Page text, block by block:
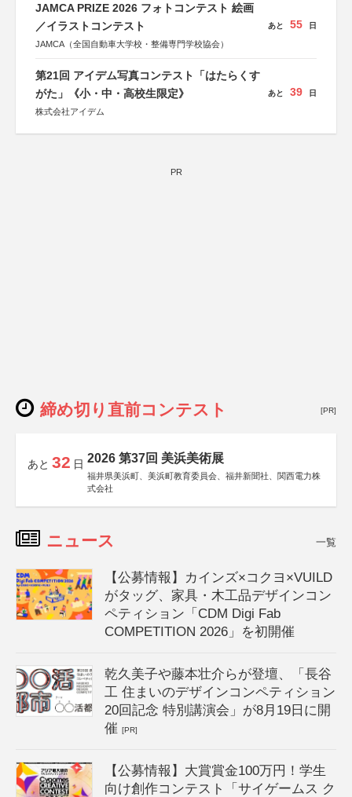
JAMCA PRIZE 2026 フォトコンテスト 絵画
／イラストコンテスト
JAMCA（全国自動車大学校・整備専門学校協会）
あと 55 日
第21回 アイデム写真コンテスト「はたらくす
がた」《小・中・高校生限定》
株式会社アイデム
あと 39 日
PR
締め切り直前コンテスト [PR]
あと 32 日 2026 第37回 美浜美術展
福井県美浜町、美浜町教育委員会、福井新聞社、関西電力株
式会社
ニュース 一覧
【公募情報】カインズ×コクヨ×VUILD
がタッグ、家具・木工品デザインコン
ペティション「CDM Digi Fab
COMPETITION 2026」を初開催
乾久美子や藤本壮介らが登壇、「長谷
工 住まいのデザインコンペティション
20回記念 特別講演会」が8月19日に開
催[PR]
【公募情報】大賞賞金100万円！学生
向け創作コンテスト「サイゲームス ク